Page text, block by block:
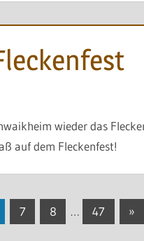
wieder das
auf dem Fleckenfest!
7 8 … 47 »